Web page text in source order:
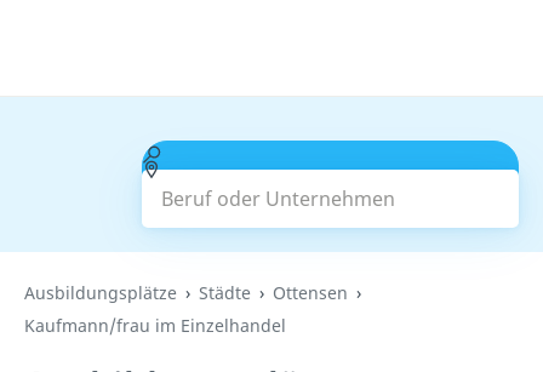
Beruf oder Unternehmen
Suchen
Ausbildungsplätze Städte
Ottensen
Kaufmann/frau im Einzelhandel